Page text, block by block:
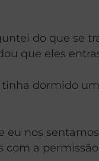
do que se
que eles
dormido
nos
a